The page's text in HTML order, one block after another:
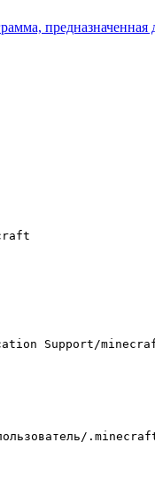
Support/